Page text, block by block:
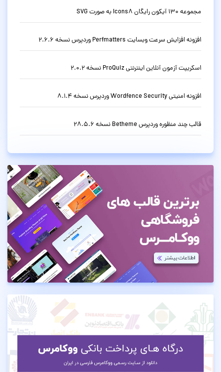
مجموعه 130 آیکون رایگان Icons8 به صورت SVG
افزونه افزایش سرعت وبسایت Perfmatters وردپرس نسخه 2.6.6
اسکریپت آزمون آنلاین اینترنتی ProQuiz نسخه 2.0.2
افزونه امنیتی Wordfence Security وردپرس نسخه 8.1.4
قالب چند منظوره وردپرس Betheme نسخه 28.5.6